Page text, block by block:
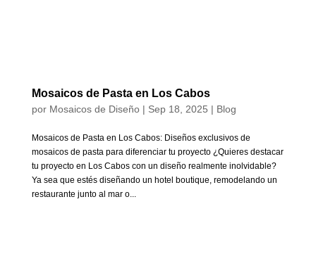
Mosaicos de Pasta en Los Cabos
por Mosaicos de Diseño| Sep 18, 2025 | Blog
Mosaicos de Pasta en Los Cabos: Diseños exclusivos de
mosaicos de pasta para diferenciar tu proyecto ¿Quieres destacar
tu proyecto en Los Cabos con un diseño realmente inolvidable?
Ya sea que estés diseñando un hotel boutique, remodelando un
restaurante junto al mar o...